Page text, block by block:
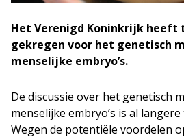
Het Verenigd Koninkrijk heeft
gekregen voor het genetisch
menselijke embryo’s.
De discussie over het genetisch
menselijke embryo’s is al
Wegen de potentiële voordelen